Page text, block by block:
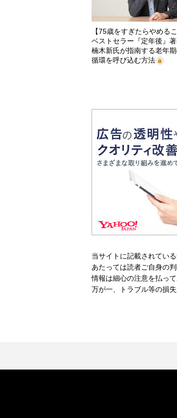
【75歳をすぎたらやめるこ
ベストセラー『定年後』著
楠木新氏が指南する老年
循環を呼び込む方法
当サイトに記載されてい
あたっては読者ご自身の
情報は細心の注意を払っ
万が一、トラブル等の損